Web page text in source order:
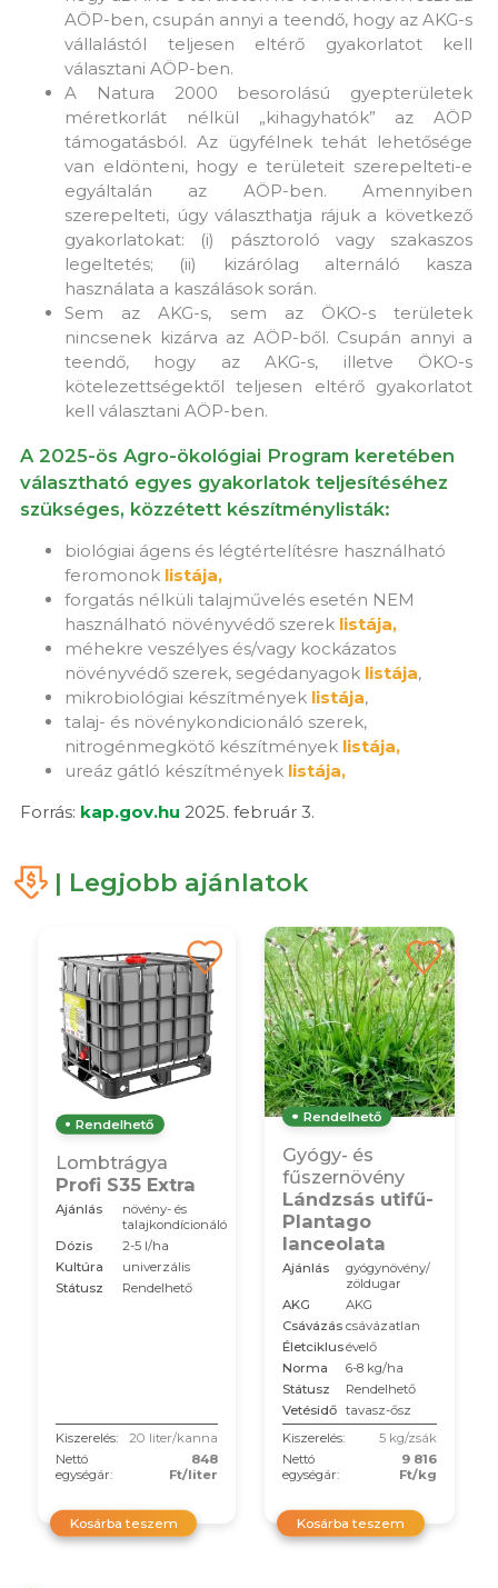
AÖP-ben, csupán annyi a teendő, hogy az AKG-s
vállalástól teljesen eltérő gyakorlatot kell
választani AÖP-ben.
A Natura 2000 besorolású gyepterületek
méretkorlát nélkül „kihagyhatók” az AÖP
támogatásból. Az ügyfélnek tehát lehetősége
van eldönteni, hogy e területeit szerepelteti-e
egyáltalán az AÖP-ben. Amennyiben
szerepelteti, úgy választhatja rájuk a következő
gyakorlatokat: (i) pásztoroló vagy szakaszos
legeltetés; (ii) kizárólag alternáló kasza
használata a kaszálások során.
Sem az AKG-s, sem az ÖKO-s területek
nincsenek kizárva az AÖP-ből. Csupán annyi a
teendő, hogy az AKG-s, illetve ÖKO-s
kötelezettségektől teljesen eltérő gyakorlatot
kell választani AÖP-ben.
A 2025-ös Agro-ökológiai Program keretében
választható egyes gyakorlatok teljesítéséhez
szükséges, közzétett készítménylisták:
biológiai ágens és légtértelítésre használható
feromonok listája,
forgatás nélküli talajművelés esetén NEM
használható növényvédő szerek listája,
méhekre veszélyes és/vagy kockázatos
növényvédő szerek, segédanyagok listája,
mikrobiológiai készítmények listája,
talaj- és növénykondicionáló szerek,
nitrogénmegkötő készítmények listája,
ureáz gátló készítmények listája,
Forrás: kap.gov.hu 2025. február 3.
| Legjobb ajánlatok
Rendelhető
Lombtrágya
Profi S35 Extra
Ajánlás
növény- és
talajkondícionáló
Dózis
2-5 l/ha
Kultúra
univerzális
Státusz
Rendelhető
Kiszerelés:
20 liter/kanna
Nettó
egységár:
848
Ft/liter
Kosárba teszem
Rendelhető
Gyógy- és
fűszernövény
Lándzsás utifű-
Plantago
lanceolata
Ajánlás
gyógynövény/
zöldugar
AKG
AKG
Csávázás csávázatlan
Életciklusévelő
Norma
6-8 kg/ha
Státusz
Rendelhető
Vetésidő
tavasz-ősz
Kiszerelés:
5 kg/zsák
Nettó
egységár:
9 816
Ft/kg
Kosárba teszem